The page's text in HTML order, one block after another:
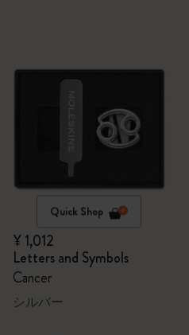
Quick Shop
¥ 1,012
Letters and Symbols
Cancer
シルバー